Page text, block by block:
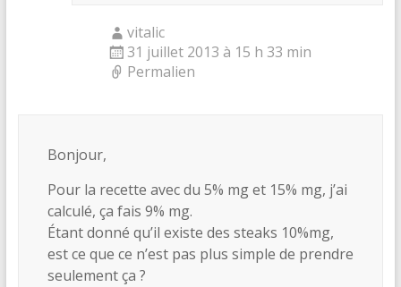
vitalic
31 juillet 2013 à 15 h 33 min
Permalien
Bonjour,
Pour la recette avec du 5% mg et 15% mg, j’ai
calculé, ça fais 9% mg.
Étant donné qu’il existe des steaks 10%mg,
est ce que ce n’est pas plus simple de prendre
seulement ça ?